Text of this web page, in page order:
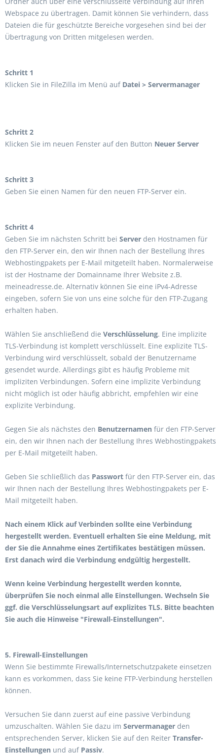
Webspace zu übertragen. Damit können Sie verhindern, dass
Dateien die für geschützte Bereiche vorgesehen sind bei der
Übertragung von Dritten mitgelesen werden.
Schritt 1
Klicken Sie in FileZilla im Menü auf Datei > Servermanager
Schritt 2
Klicken Sie im neuen Fenster auf den Button Neuer Server
Schritt 3
Geben Sie einen Namen für den neuen FTP-Server ein.
Schritt 4
Geben Sie im nächsten Schritt bei Server den Hostnamen für
den FTP-Server ein, den wir Ihnen nach der Bestellung Ihres
Webhostingpakets per E-Mail mitgeteilt haben. Normalerweise
ist der Hostname der Domainname Ihrer Website z.B.
meineadresse.de. Alternativ können Sie eine iPv4-Adresse
eingeben, sofern Sie von uns eine solche für den FTP-Zugang
erhalten haben.
Wählen Sie anschließend die Verschlüsselung. Eine implizite
TLS-Verbindung ist komplett verschlüsselt. Eine explizite TLS-
Verbindung wird verschlüsselt, sobald der Benutzername
gesendet wurde. Allerdings gibt es häufig Probleme mit
impliziten Verbindungen. Sofern eine implizite Verbindung
nicht möglich ist oder häufig abbricht, empfehlen wir eine
explizite Verbindung.
Gegen Sie als nächstes den Benutzernamen für den FTP-Server
ein, den wir Ihnen nach der Bestellung Ihres Webhostingpakets
per E-Mail mitgeteilt haben.
Geben Sie schließlich das Passwort für den FTP-Server ein, das
wir Ihnen nach der Bestellung Ihres Webhostingpakets per E-
Mail mitgeteilt haben.
Nach einem Klick auf Verbinden sollte eine Verbindung
hergestellt werden. Eventuell erhalten Sie eine Meldung, mit
der Sie die Annahme eines Zertifikates bestätigen müssen.
Erst danach wird die Verbindung endgültig hergestellt.
Wenn keine Verbindung hergestellt werden konnte,
überprüfen Sie noch einmal alle Einstellungen. Wechseln Sie
ggf. die Verschlüsselungsart auf explizites TLS. Bitte beachten
Sie auch die Hinweise "Firewall-Einstellungen".
5. Firewall-Einstellungen
Wenn Sie bestimmte Firewalls/Internetschutzpakete einsetzen
kann es vorkommen, dass Sie keine FTP-Verbindung herstellen
können.
Versuchen Sie dann zuerst auf eine passive Verbindung
umzuschalten. Wählen Sie dazu im Servermanager den
entsprechenden Server, klicken Sie auf den Reiter Transfer-
Einstellungen und auf Passiv.